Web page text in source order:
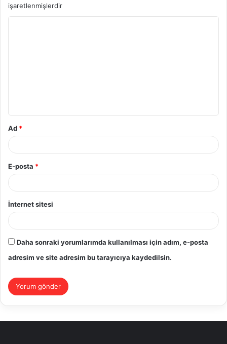
işaretlenmişlerdir
Ad *
E-posta *
İnternet sitesi
Daha sonraki yorumlarımda kullanılması için adım, e-posta
adresim ve site adresim bu tarayıcıya kaydedilsin.